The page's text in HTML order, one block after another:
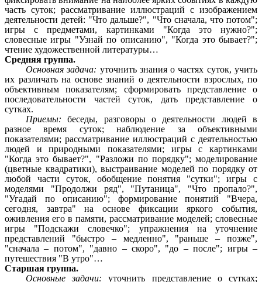
часть суток; рассматривание иллюстраций с изображением
деятельности детей: "Что дальше?", "Что сначала, что потом";
игры с предметами, картинками "Когда это нужно?";
словесные игры "Узнай по описанию", "Когда это бывает?";
чтение художественной литературы…
Средняя группа.
Основная задача: уточнить знания о частях суток, учить
их различать на основе знаний о деятельности взрослых, по
объективным показателям; сформировать представление о
последовательности частей суток, дать представление о
сутках.
Приемы:беседы, разговоры о деятельности людей в
разное время суток; наблюдение за объективными
показателями; рассматривание иллюстраций с деятельностью
людей и природными показателями; игры с картинками
"Когда это бывает?", "Разложи по порядку"; моделирование
(цветные квадратики), выстраивание моделей по порядку от
любой части суток, обобщение понятия "сутки"; игры с
моделями "Продолжи ряд", "Путаница", "Что пропало?",
"Угадай по описанию"; формирование понятий "Вчера,
сегодня, завтра" на основе фиксации яркого события,
оживления его в памяти, рассматривание моделей; словесные
игры "Подскажи словечко"; упражнения на уточнение
представлений "быстро – медленно", "раньше – позже",
"сначала – потом", "давно – скоро", "до – после"; игры –
путешествия "В утро"…
Старшая группа.
Основные задачи: уточнить представление о сутках;